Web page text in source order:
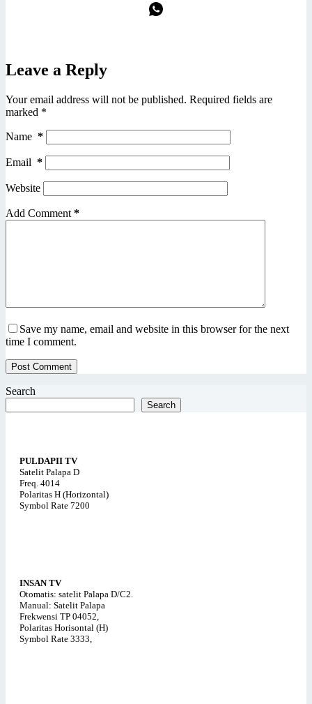
Leave a Reply
Your email address will not be published. Required fields are
marked *
Name *
Email *
Website
Add Comment *
Save my name, email and website in this browser for the next
time I comment.
Post Comment
Search
Search
PULDAPII TV
Satelit Palapa D
Freq. 4014
Polaritas H (Horizontal)
Symbol Rate 7200
INSAN TV
Otomatis: satelit Palapa D/C2.
Manual: Satelit Palapa
Frekwensi TP 04052,
Polaritas Horisontal (H)
Symbol Rate 3333,